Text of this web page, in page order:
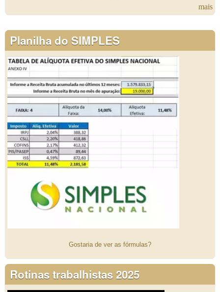
mais
Planilha do SIMPLES
Gostaria de ver as fórmulas?
Rotinas trabalhistas 2025